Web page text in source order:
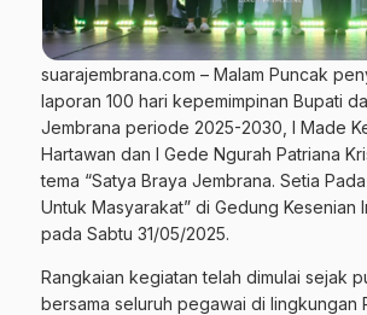
suarajembrana.com – Malam Puncak
laporan 100 hari kepemimpinan Bupati
Jembrana periode 2025-2030, I Made
Hartawan dan I Gede Ngurah Patriana
tema “Satya Braya Jembrana. Setia
Untuk Masyarakat” di Gedung Kesenian
pada Sabtu 31/05/2025.
Rangkaian kegiatan telah dimulai sejak
bersama seluruh pegawai di lingkungan